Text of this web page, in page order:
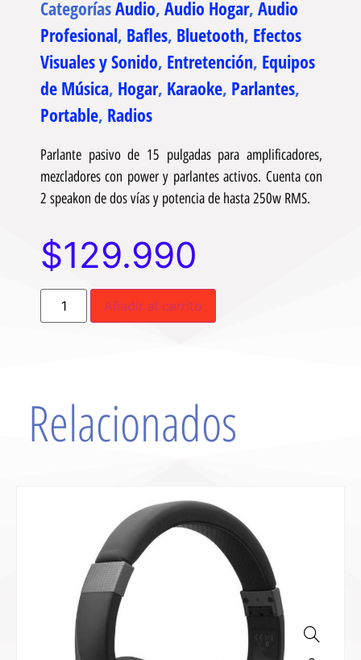
CategoríasAudio, Audio Hogar, Audio
Profesional, Bafles, Bluetooth, Efectos
Visuales y Sonido, Entretención, Equipos
de Música, Hogar, Karaoke, Parlantes,
Portable, Radios
Parlante pasivo de 15 pulgadas para amplificadores,
mezcladores con power y parlantes activos. Cuenta con
2 speakon de dos vías y potencia de hasta 250w RMS.
$129.990
Añadir al carrito
Relacionados